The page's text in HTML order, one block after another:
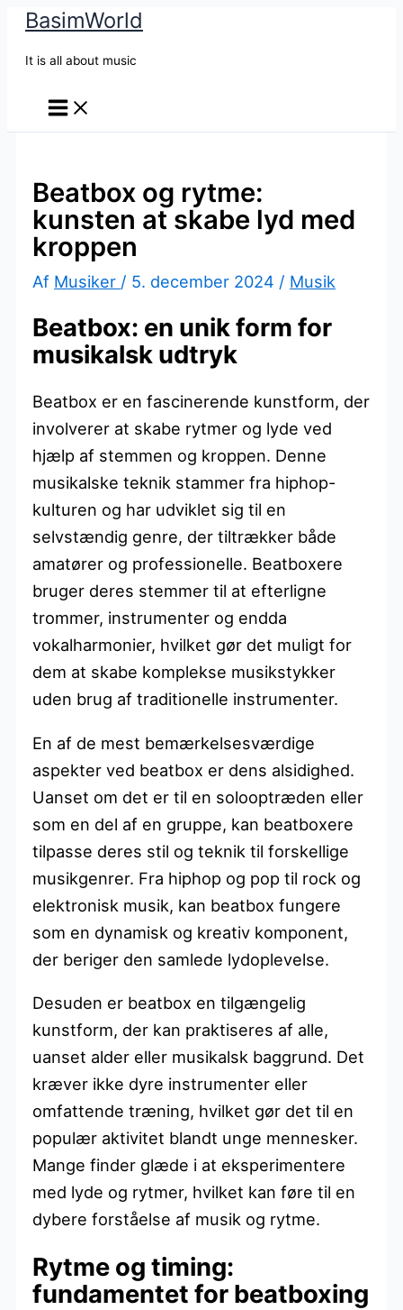
BasimWorld
It is all about music
Beatbox og rytme:
kunsten at skabe lyd med
kroppen
Af Musiker / 5. december 2024 / Musik
Beatbox: en unik form for
musikalsk udtryk
Beatbox er en fascinerende kunstform, der
involverer at skabe rytmer og lyde ved
hjælp af stemmen og kroppen. Denne
musikalske teknik stammer fra hiphop-
kulturen og har udviklet sig til en
selvstændig genre, der tiltrækker både
amatører og professionelle. Beatboxere
bruger deres stemmer til at efterligne
trommer, instrumenter og endda
vokalharmonier, hvilket gør det muligt for
dem at skabe komplekse musikstykker
uden brug af traditionelle instrumenter.
En af de mest bemærkelsesværdige
aspekter ved beatbox er dens alsidighed.
Uanset om det er til en solooptræden eller
som en del af en gruppe, kan beatboxere
tilpasse deres stil og teknik til forskellige
musikgenrer. Fra hiphop og pop til rock og
elektronisk musik, kan beatbox fungere
som en dynamisk og kreativ komponent,
der beriger den samlede lydoplevelse.
Desuden er beatbox en tilgængelig
kunstform, der kan praktiseres af alle,
uanset alder eller musikalsk baggrund. Det
kræver ikke dyre instrumenter eller
omfattende træning, hvilket gør det til en
populær aktivitet blandt unge mennesker.
Mange finder glæde i at eksperimentere
med lyde og rytmer, hvilket kan føre til en
dybere forståelse af musik og rytme.
Rytme og timing:
fundamentet for beatboxing